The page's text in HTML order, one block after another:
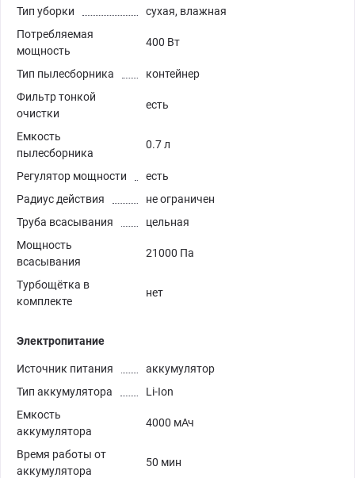
Тип уборки
сухая, влажная
Потребляемая
мощность
400 Вт
Тип пылесборника
контейнер
Фильтр тонкой
очистки
есть
Емкость
пылесборника
0.7 л
Регулятор мощности
есть
Радиус действия
не ограничен
Труба всасывания
цельная
Мощность
всасывания
21000 Па
Турбощётка в
комплекте
нет
Электропитание
Источник питания
аккумулятор
Тип аккумулятора
Li-Ion
Емкость
аккумулятора
4000 мАч
Время работы от
аккумулятора
50 мин